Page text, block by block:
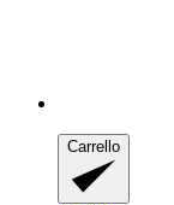
Carrello